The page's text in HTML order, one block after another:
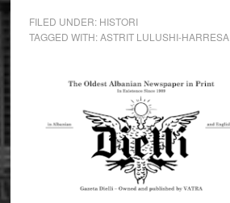
FILED UNDER: HISTORI
TAGGED WITH:ASTRIT LULUSHI-HARRESA